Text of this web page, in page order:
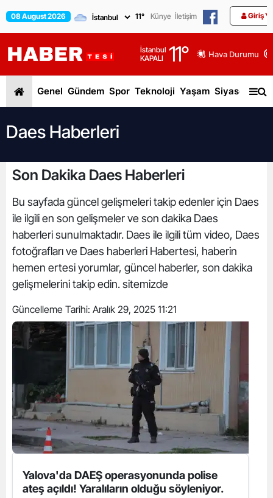
08 August 2026 11° Künye İletişim Giriş
İstanbul
KAPALI
11° Hava Durumu
Genel Gündem Spor Teknoloji Yaşam Siyaset
Daes Haberleri
Son Dakika Daes Haberleri
Bu sayfada güncel gelişmeleri takip edenler için Daes
ile ilgili en son gelişmeler ve son dakika Daes
haberleri sunulmaktadır. Daes ile ilgili tüm video, Daes
fotoğrafları ve Daes haberleri Habertesi, haberin
hemen ertesi yorumlar, güncel haberler, son dakika
gelişmelerini takip edin. sitemizde
Güncelleme Tarihi: Aralık 29, 2025 11:21
Yalova'da DAEŞ operasyonunda polise
ateş açıldı! Yaralıların olduğu söyleniyor.